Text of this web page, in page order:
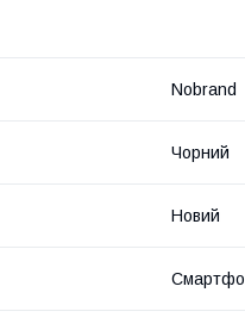
Nobrand
Чорний
Новий